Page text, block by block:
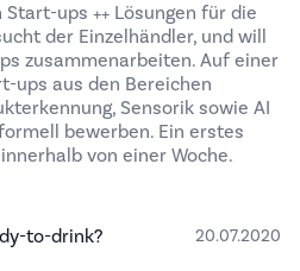
ups ++ Lösungen für die
der Einzelhändler, und will
zusammenarbeiten. Auf einer
ups aus den Bereichen
Sensorik sowie AI
bewerben. Ein erstes
von einer Woche.
to-drink? 20.07.2020